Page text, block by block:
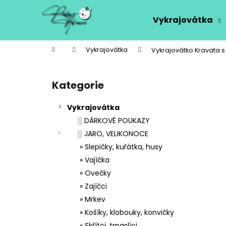
Vykrajovátka
Domů Vykrajovátka Vykrajovátko Kravata s
Přeskočit
kategorie
Kategorie
Vykrajovátka
░ DÁRKOVÉ POUKAZY
░ JARO, VELIKONOCE
» Slepičky, kuřátka, husy
» Vajíčka
» Ovečky
» Zajíčci
» Mrkev
» Košíky, klobouky, konvičky
í
Zpět
do
Zpět
do